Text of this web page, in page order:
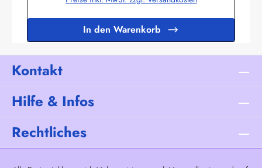
Temperatur gebügelt werden. Wir führen eine große
Auswahl an Länder- und Sonderflaggen, XXL-Flaggen,
Bootsflaggen und
TischflaggenHerstellerinformationen:Fahnen-Shop - Axel
BachKirchbergstr. 238444 Wolfsburgshop@fahnen.info
In den Warenkorb
Kontakt
Hilfe & Infos
Rechtliches